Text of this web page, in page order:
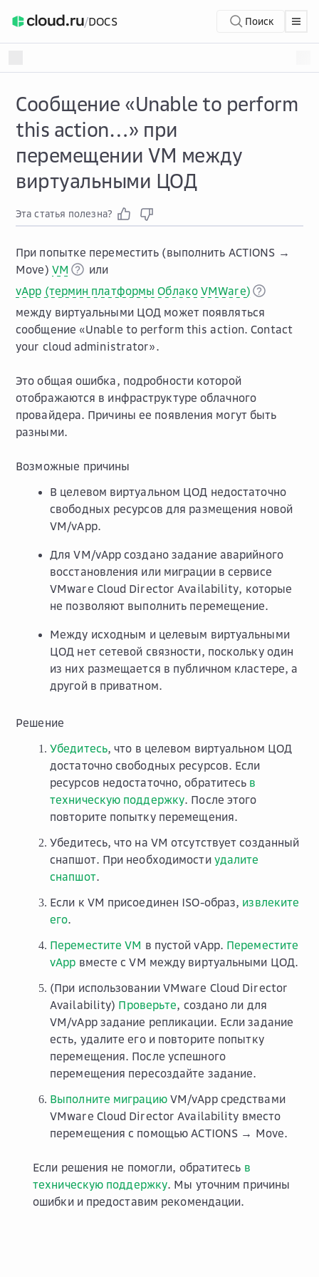
/DOCS Поиск
Сообщение «Unable to perform
this action…» при
перемещении VM между
виртуальными ЦОД
Эта статья полезна?
При попытке переместить (выполнить ACTIONS →
Move) VM
или
vApp (термин платформы Облако VMWare)
между виртуальными ЦОД может появляться
сообщение «Unable to perform this action. Contact
your cloud administrator».
Это общая ошибка, подробности которой
отображаются в инфраструктуре облачного
провайдера. Причины ее появления могут быть
разными.
Возможные причины
В целевом виртуальном ЦОД недостаточно
свободных ресурсов для размещения новой
VM/vApp.
Для VM/vApp создано задание аварийного
восстановления или миграции в сервисе
VMware Cloud Director Availability, которые
не позволяют выполнить перемещение.
Между исходным и целевым виртуальными
ЦОД нет сетевой связности, поскольку один
из них размещается в публичном кластере, а
другой в приватном.
Решение
Убедитесь, что в целевом виртуальном ЦОД
достаточно свободных ресурсов. Если
ресурсов недостаточно, обратитесь в
техническую поддержку. После этого
повторите попытку перемещения.
Убедитесь, что на VM отсутствует созданный
снапшот. При необходимости удалите
снапшот.
Если к VM присоединен ISO-образ, извлеките
его.
Переместите VM в пустой vApp. Переместите
vApp вместе с VM между виртуальными ЦОД.
(При использовании VMware Cloud Director
Availability) Проверьте, создано ли для
VM/vApp задание репликации. Если задание
есть, удалите его и повторите попытку
перемещения. После успешного
перемещения пересоздайте задание.
Выполните миграциюVM/vApp средствами
VMware Cloud Director Availability вместо
перемещения с помощьюACTIONS → Move.
Если решения не помогли, обратитесь в
техническую поддержку. Мы уточним причины
ошибки и предоставим рекомендации.